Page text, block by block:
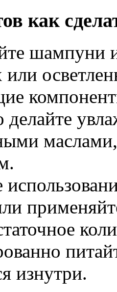
как
шампуни
или
делайте
изнутри.